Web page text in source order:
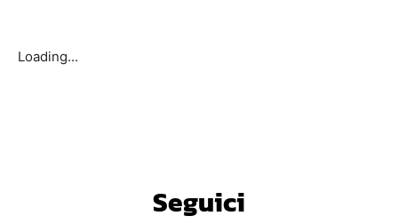
Loading...
Seguici